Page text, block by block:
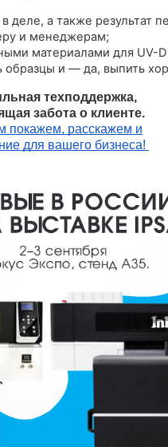
деле, а также результат
и менеджерам;
материалами для UV-
образцы и — да, выпить
техподдержка,
забота о клиенте.
покажем, расскажем и
для вашего бизнеса!